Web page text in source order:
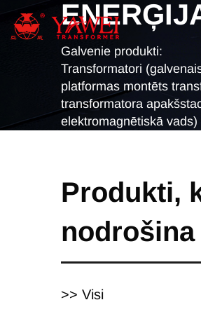
Galvenie produkti:
Transformatori
platformas montēts
transformatora
elektromagnētiskā vads)
Produkti,
nodrošina
>> Visi